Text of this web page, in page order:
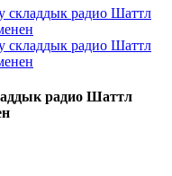
радио Шаттл